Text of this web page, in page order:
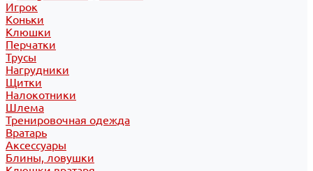
Игрок
Коньки
Клюшки
Перчатки
Трусы
Нагрудники
Щитки
Налокотники
Шлема
Тренировочная одежда
Вратарь
Аксессуары
Блины, ловушки